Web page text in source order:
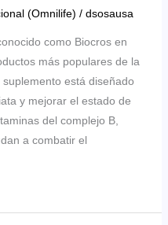
(Omnilife) / dsosausa
como Biocros en
más populares de la
está diseñado
y mejorar el estado de
del complejo B,
a combatir el